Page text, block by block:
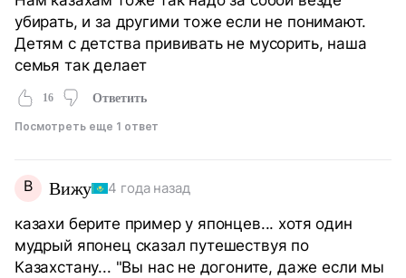
убирать, и за другими тоже если не понимают.
Детям с детства прививать не мусорить, наша
семья так делает
16 Ответить
Посмотреть еще 1 ответ
В Вижу 4 года назад
казахи берите пример у японцев... хотя один
мудрый японец сказал путешествуя по
Казахстану... "Вы нас не догоните, даже если мы